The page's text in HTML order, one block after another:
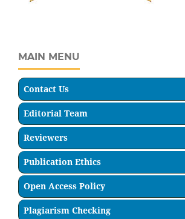
MAIN MENU
Contact Us
Editorial Team
Reviewers
Publication Ethics
Open Access Policy
Plagiarism Checking